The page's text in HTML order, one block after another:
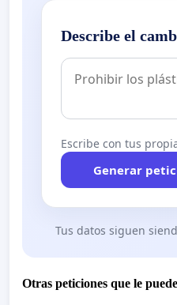
Describe el
Escribe con tus
Generar
Tus datos siguen
Otras peticiones que le